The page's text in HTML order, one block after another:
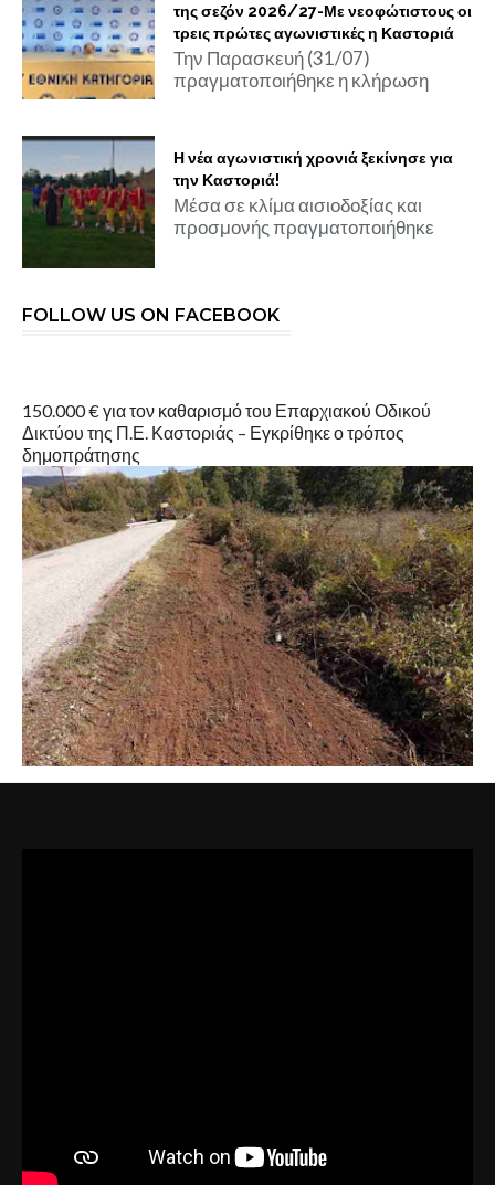
της σεζόν 2026/27-Με νεοφώτιστους οι
τρεις πρώτες αγωνιστικές η Καστοριά
Την Παρασκευή (31/07)
πραγματοποιήθηκε η κλήρωση
Η νέα αγωνιστική χρονιά ξεκίνησε για
την Καστοριά!
Μέσα σε κλίμα αισιοδοξίας και
προσμονής πραγματοποιήθηκε
FOLLOW US ON FACEBOOK
150.000 € για τον καθαρισμό του Επαρχιακού Οδικού
Δικτύου της Π.Ε. Καστοριάς – Εγκρίθηκε ο τρόπος
δημοπράτησης